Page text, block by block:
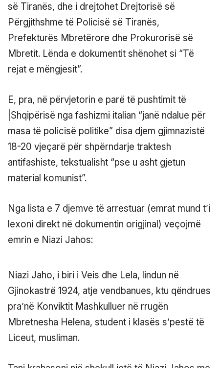
së Tiranës, dhe i drejtohet Drejtorisë së
Përgjithshme të Policisë së Tiranës,
Prefekturës Mbretërore dhe Prokurorisë së
Mbretit. Lënda e dokumentit shënohet si “Të
rejat e mëngjesit”.
E, pra, në përvjetorin e parë të pushtimit të
|Shqipërisë nga fashizmi italian “janë ndalue për
masa të policisë politike” disa djem gjimnazistë
18-20 vjeçarë për shpërndarje traktesh
antifashiste, tekstualisht “pse u asht gjetun
material komunist”.
Nga lista e 7 djemve të arrestuar (emrat mund t’i
lexoni direkt në dokumentin origjinal) veçojmë
emrin e Niazi Jahos:
Niazi Jaho, i biri i Veis dhe Lela, lindun në
Gjinokastrë 1924, atje vendbanues, ktu qëndrues
pra’në Konviktit Mashkulluer në rrugën
Mbretnesha Helena, student i klasës s’pestë të
Liceut, musliman.